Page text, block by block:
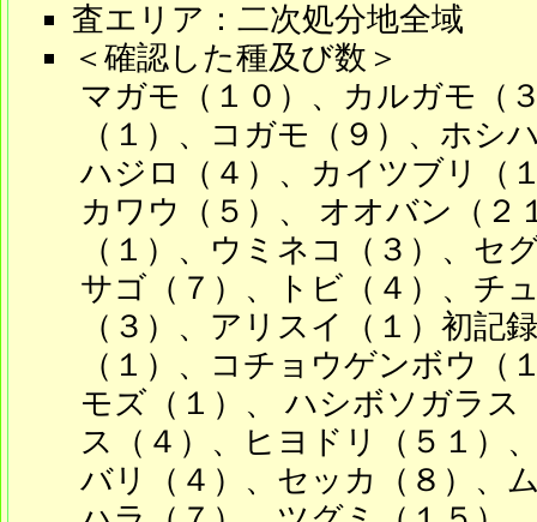
査エリア：二次処分地全域
＜確認した種及び数＞
マガモ（１０）、カルガモ（
（１）、コガモ（９）、ホシ
ハジロ（４）、カイツブリ（
カワウ（５）、 オオバン（２
（１）、ウミネコ（３）、セ
サゴ（７）、トビ（４）、チ
（３）、アリスイ（１）初記
（１）、コチョウゲンボウ（
モズ（１）、 ハシボソガラス
ス（４）、ヒヨドリ（５１）
バリ（４）、セッカ（８）、